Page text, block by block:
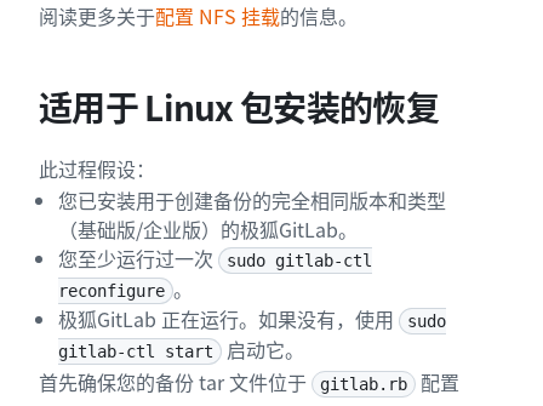
阅读更多关于配置 NFS 挂载的信息。
适用于 Linux 包安装的恢复
此过程假设：
您已安装用于创建备份的完全相同版本和类型
（基础版/企业版）的极狐GitLab。
您至少运行过一次
sudo gitlab-ctl
reconfigure 。
极狐GitLab 正在运行。如果没有，使用
sudo
gitlab-ctl start
启动它。
首先确保您的备份 tar 文件位于
gitlab.rb 配置